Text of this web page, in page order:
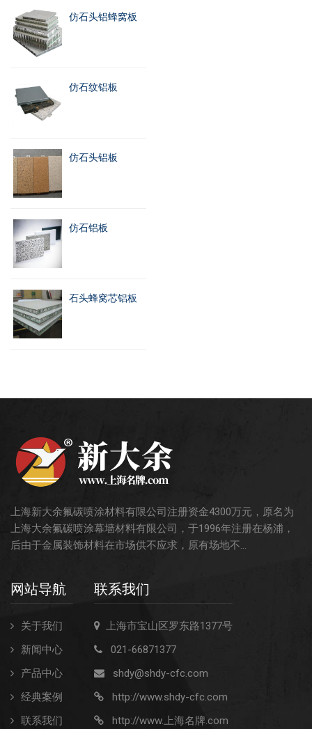
仿石头铝蜂窝板
仿石纹铝板
仿石头铝板
仿石铝板
石头蜂窝芯铝板
上海新大余氟碳喷涂材料有限公司注册资金4300万元，原名为
上海大余氟碳喷涂幕墙材料有限公司，于1996年注册在杨浦，
后由于金属装饰材料在市场供不应求，原有场地不...
网站导航
关于我们
新闻中心
产品中心
经典案例
联系我们
联系我们
上海市宝山区罗东路1377号
021-66871377
shdy@shdy-cfc.com
http://www.shdy-cfc.com
http://www.上海名牌.com